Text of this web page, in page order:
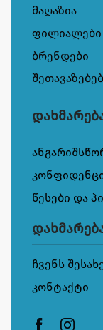
მაღაზია
ფილიალები
ბრენდები
წესები და
ჩვენს
კონტაქტი